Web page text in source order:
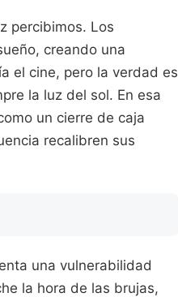
percibimos. Los
creando una
el cine, pero la verdad es
la luz del sol. En esa
un cierre de caja
recalibren sus
una vulnerabilidad
la hora de las brujas,